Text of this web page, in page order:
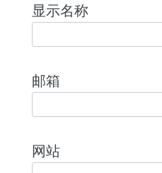
显示名称
邮箱
网站